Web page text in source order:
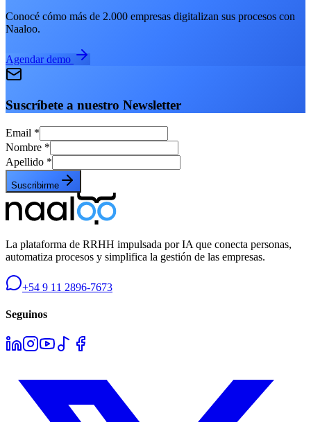
Conocé cómo más de 2.000 empresas digitalizan sus procesos con
Naaloo.
Agendar demo
Suscríbete a nuestro Newsletter
Email *
Nombre *
Apellido *
Suscribirme
La plataforma de RRHH impulsada por IA que conecta personas,
automatiza procesos y simplifica la gestión de las empresas.
+54 9 11 2896-7673
Seguinos